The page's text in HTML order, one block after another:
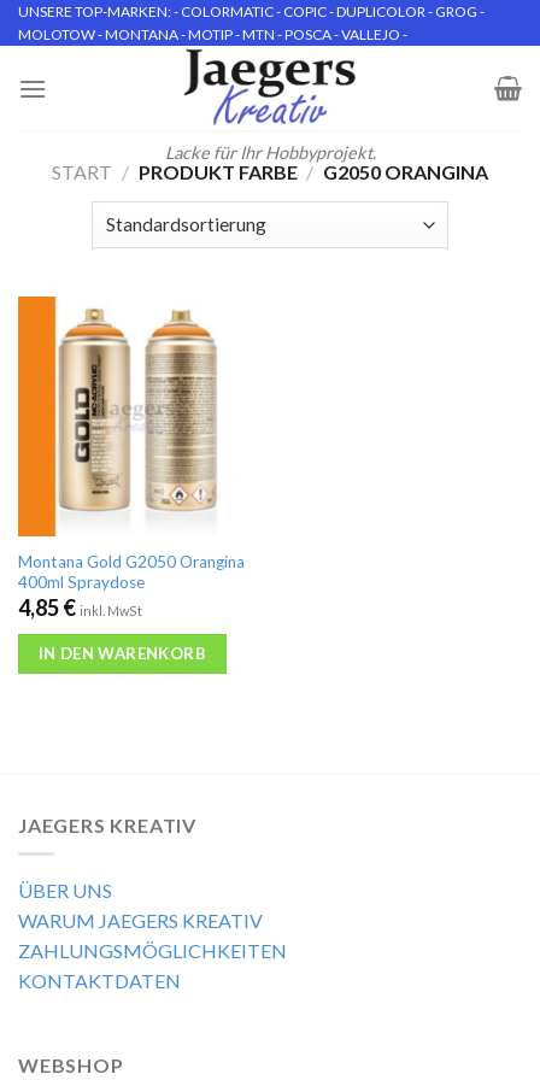
Skip
to
UNSERE TOP-MARKEN: - COLORMATIC - COPIC - DUPLICOLOR - GROG -
MOLOTOW - MONTANA - MOTIP - MTN - POSCA - VALLEJO -
Lacke für Ihr Hobbyprojekt.
START / PRODUKT FARBE / G2050 ORANGINA
Montana Gold G2050 Orangina
400ml Spraydose
4,85€ inkl. MwSt
IN DEN WARENKORB
JAEGERS KREATIV
ÜBER UNS
WARUM JAEGERS KREATIV
ZAHLUNGSMÖGLICHKEITEN
KONTAKTDATEN
WEBSHOP